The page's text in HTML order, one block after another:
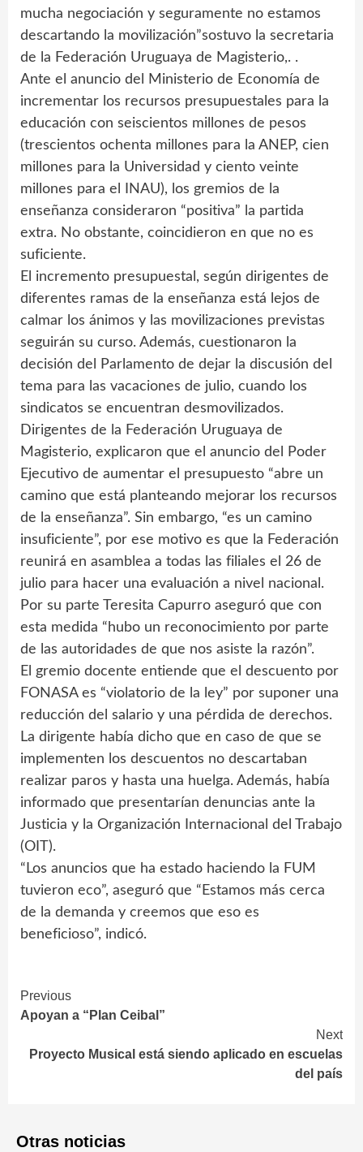
mucha negociación y seguramente no estamos
descartando la movilización”sostuvo la secretaria
de la Federación Uruguaya de Magisterio,. .
Ante el anuncio del Ministerio de Economía de
incrementar los recursos presupuestales para la
educación con seiscientos millones de pesos
(trescientos ochenta millones para la ANEP, cien
millones para la Universidad y ciento veinte
millones para el INAU), los gremios de la
enseñanza consideraron “positiva” la partida
extra. No obstante, coincidieron en que no es
suficiente.
El incremento presupuestal, según dirigentes de
diferentes ramas de la enseñanza está lejos de
calmar los ánimos y las movilizaciones previstas
seguirán su curso. Además, cuestionaron la
decisión del Parlamento de dejar la discusión del
tema para las vacaciones de julio, cuando los
sindicatos se encuentran desmovilizados.
Dirigentes de la Federación Uruguaya de
Magisterio, explicaron que el anuncio del Poder
Ejecutivo de aumentar el presupuesto “abre un
camino que está planteando mejorar los recursos
de la enseñanza”. Sin embargo, “es un camino
insuficiente”, por ese motivo es que la Federación
reunirá en asamblea a todas las filiales el 26 de
julio para hacer una evaluación a nivel nacional.
Por su parte Teresita Capurro aseguró que con
esta medida “hubo un reconocimiento por parte
de las autoridades de que nos asiste la razón”.
El gremio docente entiende que el descuento por
FONASA es “violatorio de la ley” por suponer una
reducción del salario y una pérdida de derechos.
La dirigente había dicho que en caso de que se
implementen los descuentos no descartaban
realizar paros y hasta una huelga. Además, había
informado que presentarían denuncias ante la
Justicia y la Organización Internacional del Trabajo
(OIT).
“Los anuncios que ha estado haciendo la FUM
tuvieron eco”, aseguró que “Estamos más cerca
de la demanda y creemos que eso es
beneficioso”, indicó.
Continue
Reading
Previous
Apoyan a “Plan Ceibal”
Next
Proyecto Musical está siendo aplicado en escuelas
del país
Otras noticias